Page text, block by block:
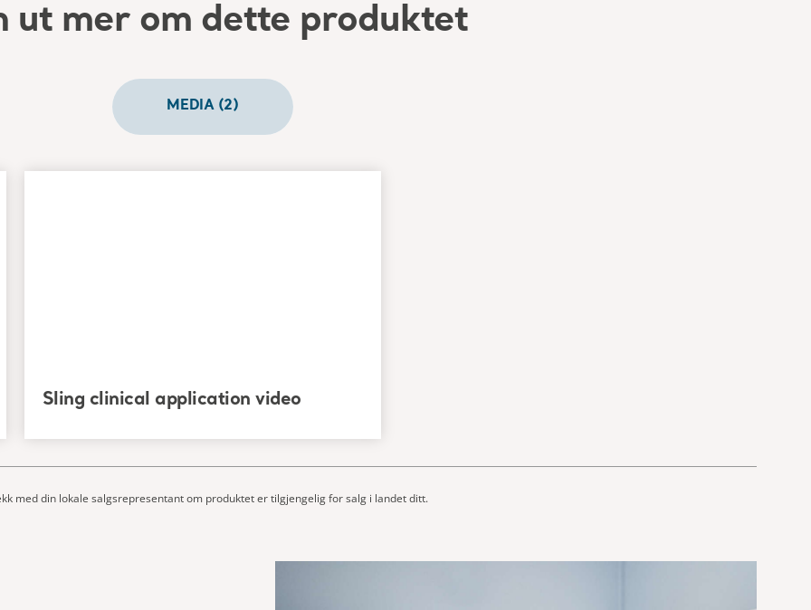
ut mer om dette produktet
MEDIA (2)
Sling clinical application video
med din lokale salgsrepresentant om produktet er tilgjengelig for salg i landet ditt.